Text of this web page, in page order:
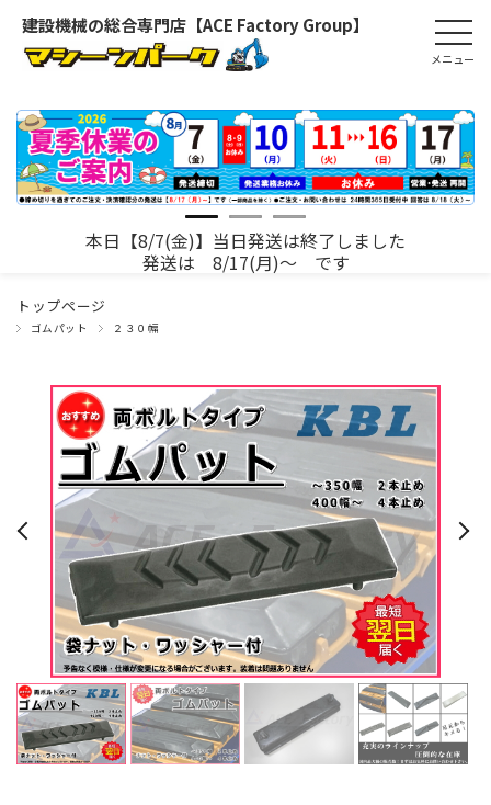
建設機械の総合専門店【ACE Factory Group】
本日【8/7(金)】当日発送は終了しました
発送は 8/17(月)～ です
トップページ
ゴムパット ２３０幅